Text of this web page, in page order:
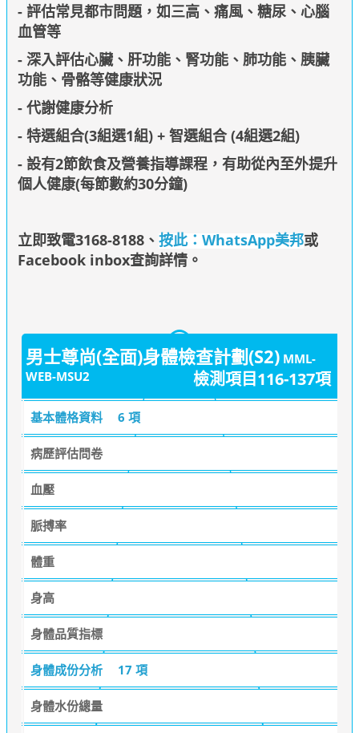
- 評估常見都市問題，如三高、痛風、糖尿、心腦
血管等
- 深入評估心臟、肝功能、腎功能、肺功能、胰臟
功能、骨骼等健康狀況
- 代謝健康分析
- 特選組合(3組選1組) + 智選組合 (4組選2組)
- 設有2節飲食及營養指導課程，有助從內至外提升
個人健康(每節數約30分鐘)
立即致電3168-8188、 按此：WhatsApp美邦或
Facebook inbox查詢詳情。
男士尊尚(全面)身體檢查計劃(S2) MML-
WEB-MSU2
檢測項目116-137項
基本體格資料 6 項
病歷評估問卷
血壓
脈搏率
體重
身高
身體品質指標
身體成份分析 17 項
身體水份總量